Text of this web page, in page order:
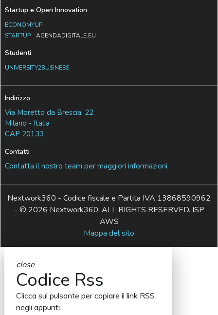
Startup e Open Innovation
ECONOMYUP
STARTUP
AGENDADIGITALE.EU
Studenti
UNIVERSITY2BUSINESS
Indirizzo
Via Moretto da Brescia, 22
Milano - Italia
CAP 20133
Contatti
Contatta il nostro team per maggiori informazioni
Nextwork360 - Codice fiscale e Partita IVA 13868590962
- © 2026 Nextwork360. ALL RIGHTS RESERVED. ISP
AWS
Mappa del sito
close
Codice Rss
Clicca sul pulsante per copiare il link RSS
negli appunti.